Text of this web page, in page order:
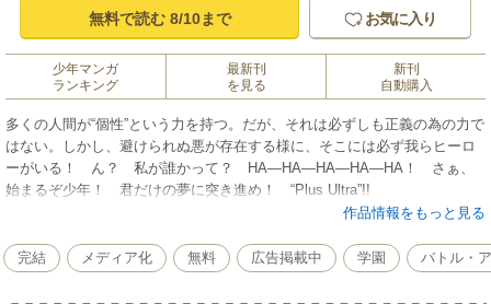
無料で読む 8/10まで お気に入り
少年マンガ
ランキング
最新刊
を見る
新刊
自動購入
多くの人間が“個性”という力を持つ。だが、それは必ずしも正義の為の力で
はない。しかし、避けられぬ悪が存在する様に、そこには必ず我らヒーロ
ーがいる！ ん？ 私が誰かって？ HA―HA―HA―HA―HA！ さぁ、
始まるぞ少年！ 君だけの夢に突き進め！ “Plus Ultra”!!
作品情報をもっと見る
完結 メディア化 無料 広告掲載中 学園 バトル・